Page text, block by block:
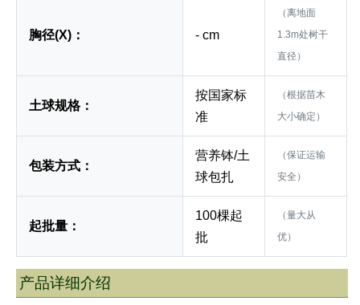
胸径(X)： - cm
（离地面
1.3m处树干
直径）
土球规格：
按国家标
准
（根据苗木
大小确定）
包装方式：
营养钵/土
球包扎
（保证运输
安全）
起批量：
100棵起
批
（量大从
优）
产品详细介绍